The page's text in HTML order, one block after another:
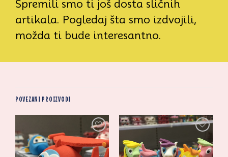
Spremili smo ti još dosta sličnih
artikala. Pogledaj šta smo izdvojili,
možda ti bude interesantno.
POVEZANI PROIZVODI
Zaprati
ovaj
artikal
Zaprati
ovaj
artikal